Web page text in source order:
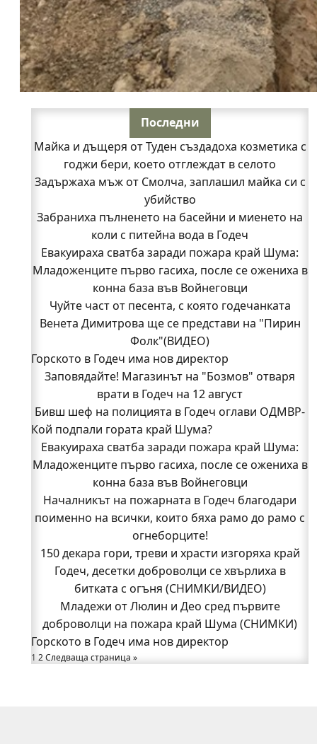
Последни
Майка и дъщеря от Туден създадоха козметика с
годжи бери, което отглеждат в селото
Задържаха мъж от Смолча, заплашил майка си с
убийство
Забраниха пълненето на басейни и миенето на
коли с питейна вода в Годеч
Евакуираха сватба заради пожара край Шума:
Младоженците първо гасиха, после се ожениха в
конна база във Войнеговци
Чуйте част от песента, с която годечанката
Венета Димитрова ще се представи на "Пирин
Фолк"(ВИДЕО)
Горското в Годеч има нов директор
Заповядайте! Магазинът на "Бозмов" отваря
врати в Годеч на 12 август
Бивш шеф на полицията в Годеч оглави ОДМВР-
Видин
Кой подпали гората край Шума?
Младежи от Люлин и Део сред първите
доброволци на пожара край Шума (СНИМКИ)
Началникът на пожарната в Годеч благодари
поименно на всички, които бяха рамо до рамо с
огнеборците!
150 декара гори, треви и храсти изгоряха край
Годеч, десетки доброволци се хвърлиха в
битката с огъня (СНИМКИ/ВИДЕО)
Полицията влиза в селата
Възможни са прекъсвания на тока утре в части
от община Годеч
Какво накара Яна и Станимир да изберат Годеч
Кой подпали гората край Шума?
Евакуираха сватба заради пожара край Шума:
Младоженците първо гасиха, после се ожениха в
конна база във Войнеговци
Началникът на пожарната в Годеч благодари
поименно на всички, които бяха рамо до рамо с
огнеборците!
150 декара гори, треви и храсти изгоряха край
Годеч, десетки доброволци се хвърлиха в
битката с огъня (СНИМКИ/ВИДЕО)
Младежи от Люлин и Део сред първите
доброволци на пожара край Шума (СНИМКИ)
Горското в Годеч има нов директор
1 2Следваща страница »